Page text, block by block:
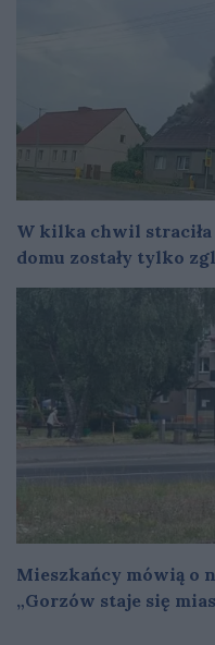
W kilka chwil straciła
domu zostały tylko
Mieszkańcy mówią o
„Gorzów staje się